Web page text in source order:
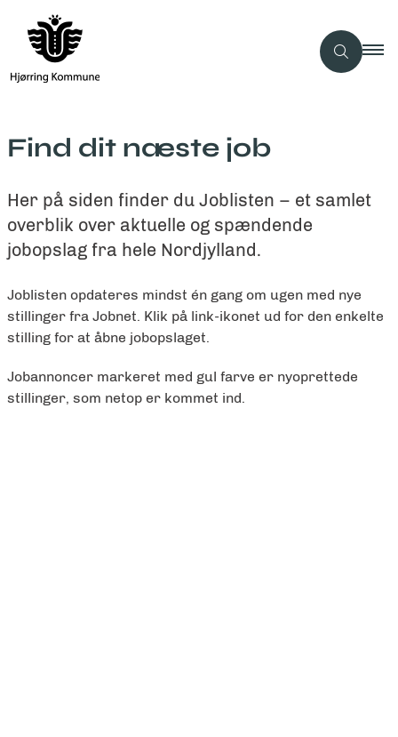
Find dit næste job
Her på siden finder du Joblisten – et samlet
overblik over aktuelle og spændende
jobopslag fra hele Nordjylland.
Joblisten opdateres mindst én gang om ugen med nye
stillinger fra Jobnet. Klik på link-ikonet ud for den enkelte
stilling for at åbne jobopslaget.
Jobannoncer markeret med gul farve er nyoprettede
stillinger, som netop er kommet ind.